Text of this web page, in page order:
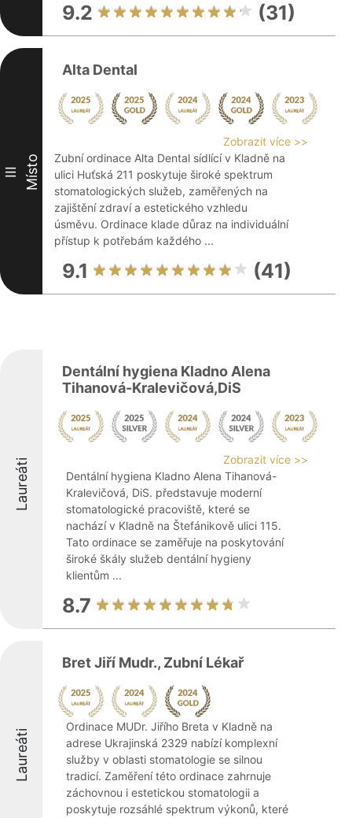
9.2 (31)
III Místo
Alta Dental
Zobrazit více >>
Zubní ordinace Alta Dental sídlící v Kladně na
ulici Huťská 211 poskytuje široké spektrum
stomatologických služeb, zaměřených na
zajištění zdraví a estetického vzhledu
úsměvu. Ordinace klade důraz na individuální
přístup k potřebám každého ...
9.1 (41)
Laureáti
Dentální hygiena Kladno Alena
Tihanová-Kralevičová,DiS
Zobrazit více >>
Dentální hygiena Kladno Alena Tihanová-
Kralevičová, DiS. představuje moderní
stomatologické pracoviště, které se
nachází v Kladně na Štefánikově ulici 115.
Tato ordinace se zaměřuje na poskytování
široké škály služeb dentální hygieny
klientům ...
8.7
Laureáti
Bret Jiří Mudr., Zubní Lékař
Ordinace MUDr. Jiřího Breta v Kladně na
adrese Ukrajinská 2329 nabízí komplexní
služby v oblasti stomatologie se silnou
tradicí. Zaměření této ordinace zahrnuje
záchovnou i estetickou stomatologii a
poskytuje rozsáhlé spektrum výkonů, které